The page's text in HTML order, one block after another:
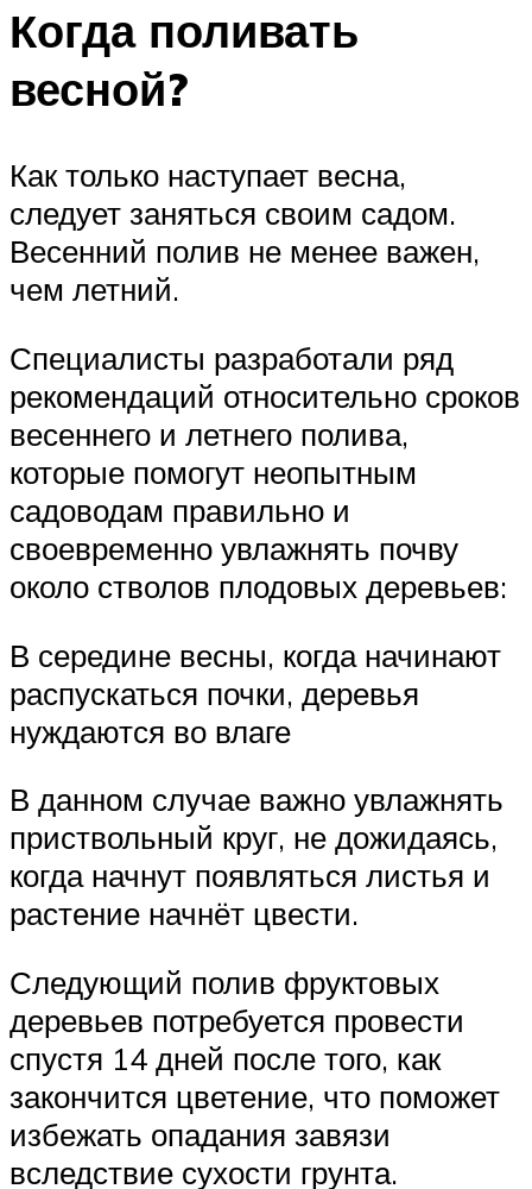
Когда поливать
весной?
Как только наступает весна,
следует заняться своим садом.
Весенний полив не менее важен,
чем летний.
Специалисты разработали ряд
рекомендаций относительно сроков
весеннего и летнего полива,
которые помогут неопытным
садоводам правильно и
своевременно увлажнять почву
около стволов плодовых деревьев:
В середине весны, когда начинают
распускаться почки, деревья
нуждаются во влаге
В данном случае важно увлажнять
приствольный круг, не дожидаясь,
когда начнут появляться листья и
растение начнёт цвести.
Следующий полив фруктовых
деревьев потребуется провести
спустя 14 дней после того, как
закончится цветение, что поможет
избежать опадания завязи
вследствие сухости грунта.